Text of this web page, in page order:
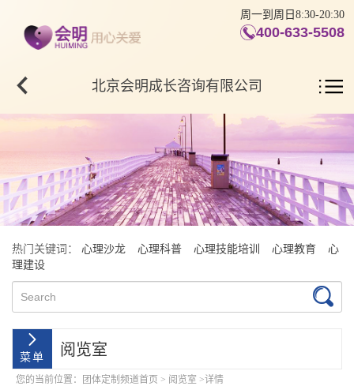
周一到周日8:30-20:30
400-633-5508
北京会明成长咨询有限公司
热门关键词： 心理沙龙 心理科普 心理技能培训 心理教育
心
理建设
阅览室
您的当前位置： 团体定制频道首页 > 阅览室 >详情